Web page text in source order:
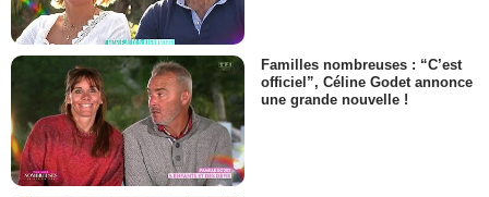
Familles nombreuses : “C’est
officiel”, Céline Godet annonce
une grande nouvelle !